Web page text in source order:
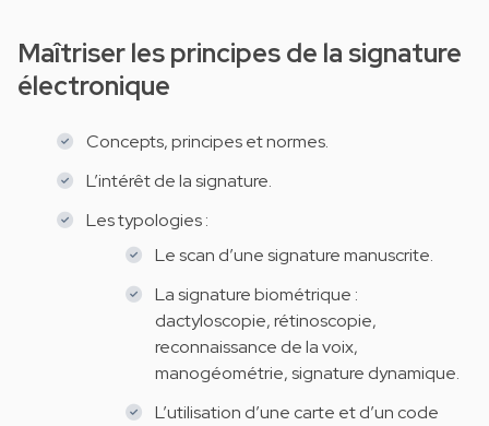
Maîtriser les principes de la signature
électronique
Concepts, principes et normes.
L’intérêt de la signature.
Les typologies :
Le scan d’une signature manuscrite.
La signature biométrique :
dactyloscopie, rétinoscopie,
reconnaissance de la voix,
manogéométrie, signature dynamique.
L’utilisation d’une carte et d’un code